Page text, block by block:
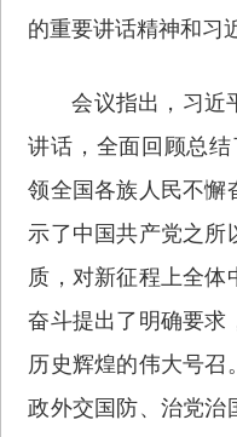
的重要讲话精神和习
会议指出，习近
讲话，全面回顾总
领全国各族人民不懈
示了中国共产党之所
质，对新征程上全体
奋斗提出了明确要求
历史辉煌的伟大号召
政外交国防、治党治